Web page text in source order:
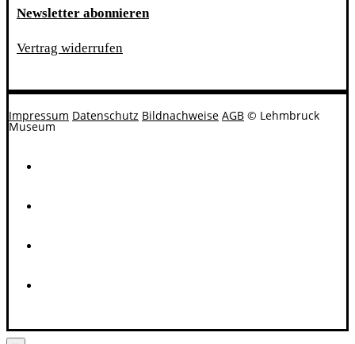
Newsletter abonnieren
Vertrag widerrufen
Impressum Datenschutz Bildnachweise AGB © Lehmbruck
Museum